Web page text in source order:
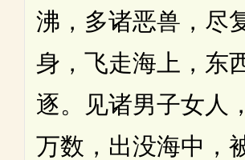
沸，多诸恶兽，尽
身，飞走海上，东
逐。见诸男子女人
万数，出没海中，